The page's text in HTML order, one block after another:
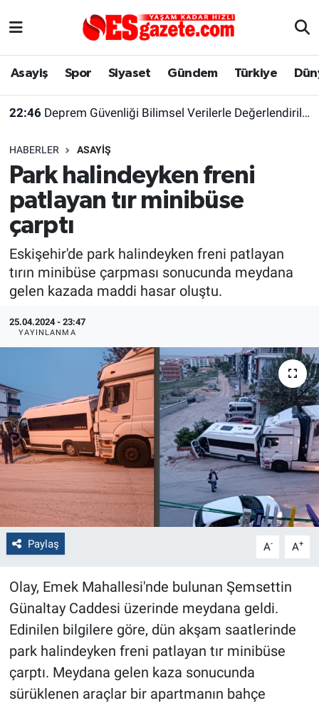
Asayiş Spor Siyaset Gündem Türkiye
22:46 Deprem Güvenliği Bilimsel Verilerle Değerlendirilmeli
HABERLER ASAYIŞ
Park halindeyken freni
patlayan tır minibüse
çarptı
Eskişehir'de park halindeyken freni patlayan
tırın minibüse çarpması sonucunda meydana
gelen kazada maddi hasar oluştu.
25.04.2024 - 23:47
YAYINLANMA
Paylaş A- A+
Olay, Emek Mahallesi'nde bulunan Şemsettin
Günaltay Caddesi üzerinde meydana geldi.
Edinilen bilgilere göre, dün akşam saatlerinde
park halindeyken freni patlayan tır minibüse
çarptı. Meydana gelen kaza sonucunda
sürüklenen araçlar bir apartmanın bahçe
Asayiş
Gündem
Türkiye
Dünya
Sağlık
Yaşam
Eskişehirspor Arşivi
Eskişehir Arşivi
Röportaj
Ekonomi
Politika
Kütahya
Gezi
Genel
Çevre
Magazin
Bilim ve Teknoloji
Eskişehir Nöbetçi Eczaneler
Süper Lig Puan Durumu ve Fikstür
Tüm Manşetler
Son Dakika Haberleri
Haber Arşivi